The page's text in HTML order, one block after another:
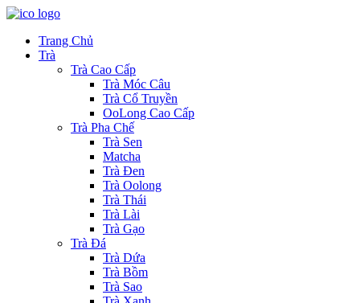
Trang Chủ
Trà
Trà Cao Cấp
Trà Móc Câu
Trà Cổ Truyền
OoLong Cao Cấp
Trà Pha Chế
Trà Sen
Matcha
Trà Đen
Trà Oolong
Trà Thái
Trà Lài
Trà Gạo
Trà Đá
Trà Dứa
Trà Bồm
Trà Sao